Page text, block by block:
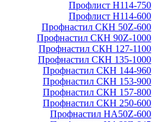
Профлист Н114-750
Профлист Н114-600
Профнастил СКН 50Z-600
Профнастил СКН 90Z-1000
Профнастил СКН 127-1100
Профнастил СКН 135-1000
Профнастил СКН 144-960
Профнастил СКН 153-900
Профнастил СКН 157-800
Профнастил СКН 250-600
Профнастил НА50Z-600